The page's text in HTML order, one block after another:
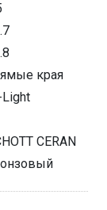
края
CERAN